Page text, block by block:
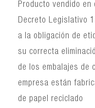
Producto vendido en
Decreto Legislativo
a la obligación de
su correcta
de los embalajes de
empresa están
de papel reciclado